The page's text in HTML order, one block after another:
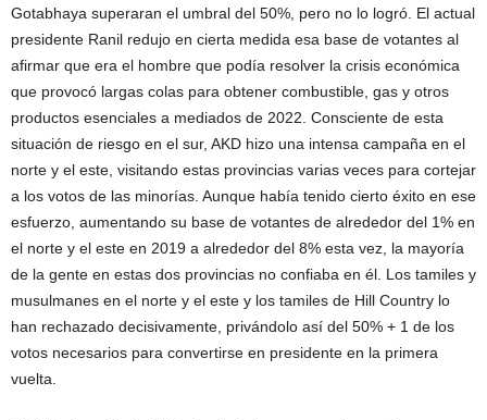
Gotabhaya superaran el umbral del 50%, pero no lo logró. El actual
presidente Ranil redujo en cierta medida esa base de votantes al
afirmar que era el hombre que podía resolver la crisis económica
que provocó largas colas para obtener combustible, gas y otros
productos esenciales a mediados de 2022. Consciente de esta
situación de riesgo en el sur, AKD hizo una intensa campaña en el
norte y el este, visitando estas provincias varias veces para cortejar
a los votos de las minorías. Aunque había tenido cierto éxito en ese
esfuerzo, aumentando su base de votantes de alrededor del 1% en
el norte y el este en 2019 a alrededor del 8% esta vez, la mayoría
de la gente en estas dos provincias no confiaba en él. Los tamiles y
musulmanes en el norte y el este y los tamiles de Hill Country lo
han rechazado decisivamente, privándolo así del 50% + 1 de los
votos necesarios para convertirse en presidente en la primera
vuelta.